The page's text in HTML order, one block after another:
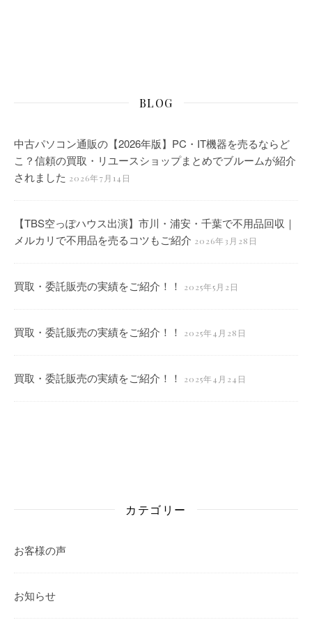
BLOG
中古パソコン通販の【2026年版】PC・IT機器を売るならど
こ？信頼の買取・リユースショップまとめでブルームが紹介
されました 2026年7月14日
【TBS空っぽハウス出演】市川・浦安・千葉で不用品回収｜
メルカリで不用品を売るコツもご紹介 2026年3月28日
買取・委託販売の実績をご紹介！！ 2025年5月2日
買取・委託販売の実績をご紹介！！ 2025年4月28日
買取・委託販売の実績をご紹介！！ 2025年4月24日
カテゴリー
お客様の声
お知らせ